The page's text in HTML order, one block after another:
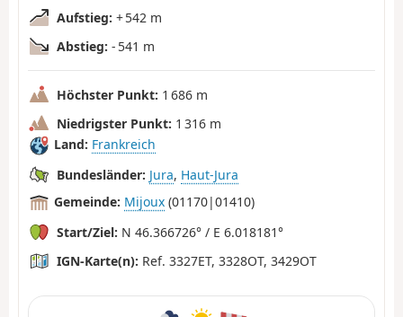
Aufstieg: + 542 m
Abstieg: - 541 m
Höchster Punkt: 1 686 m
Niedrigster Punkt: 1 316 m
Land: Frankreich
Bundesländer: Jura, Haut-Jura
Gemeinde: Mijoux (01170|01410)
Start/Ziel: N 46.366726° / E 6.018181°
IGN-Karte(n): Ref. 3327ET, 3328OT, 3429OT